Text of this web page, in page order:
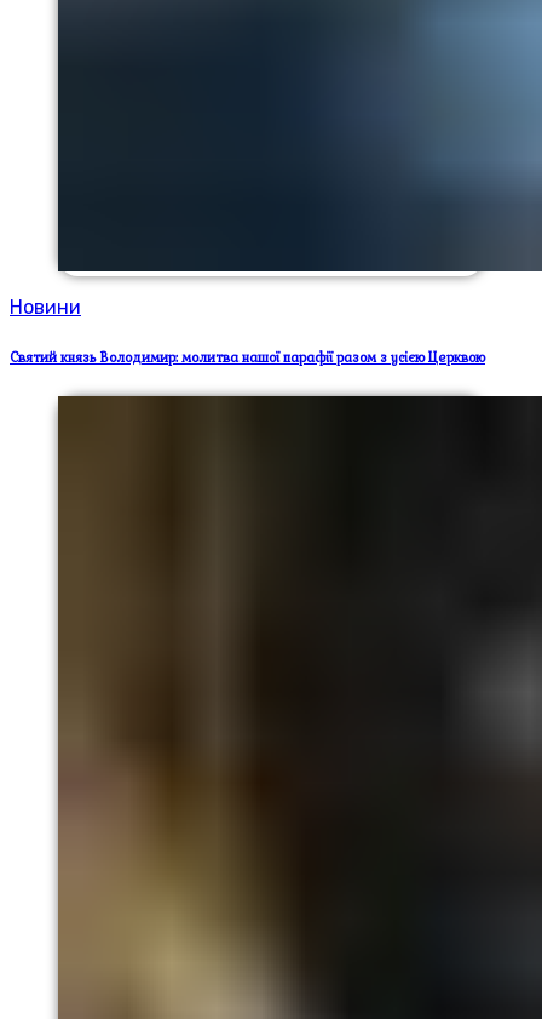
Новини
Святий князь Володимир: молитва нашої парафії разом з усією Церквою